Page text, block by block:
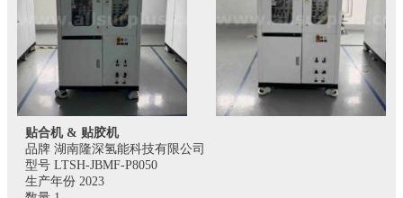
贴合机 & 贴胶机
品牌 湖南隆深氢能科技有限公司
型号 LTSH-JBMF-P8050
生产年份 2023